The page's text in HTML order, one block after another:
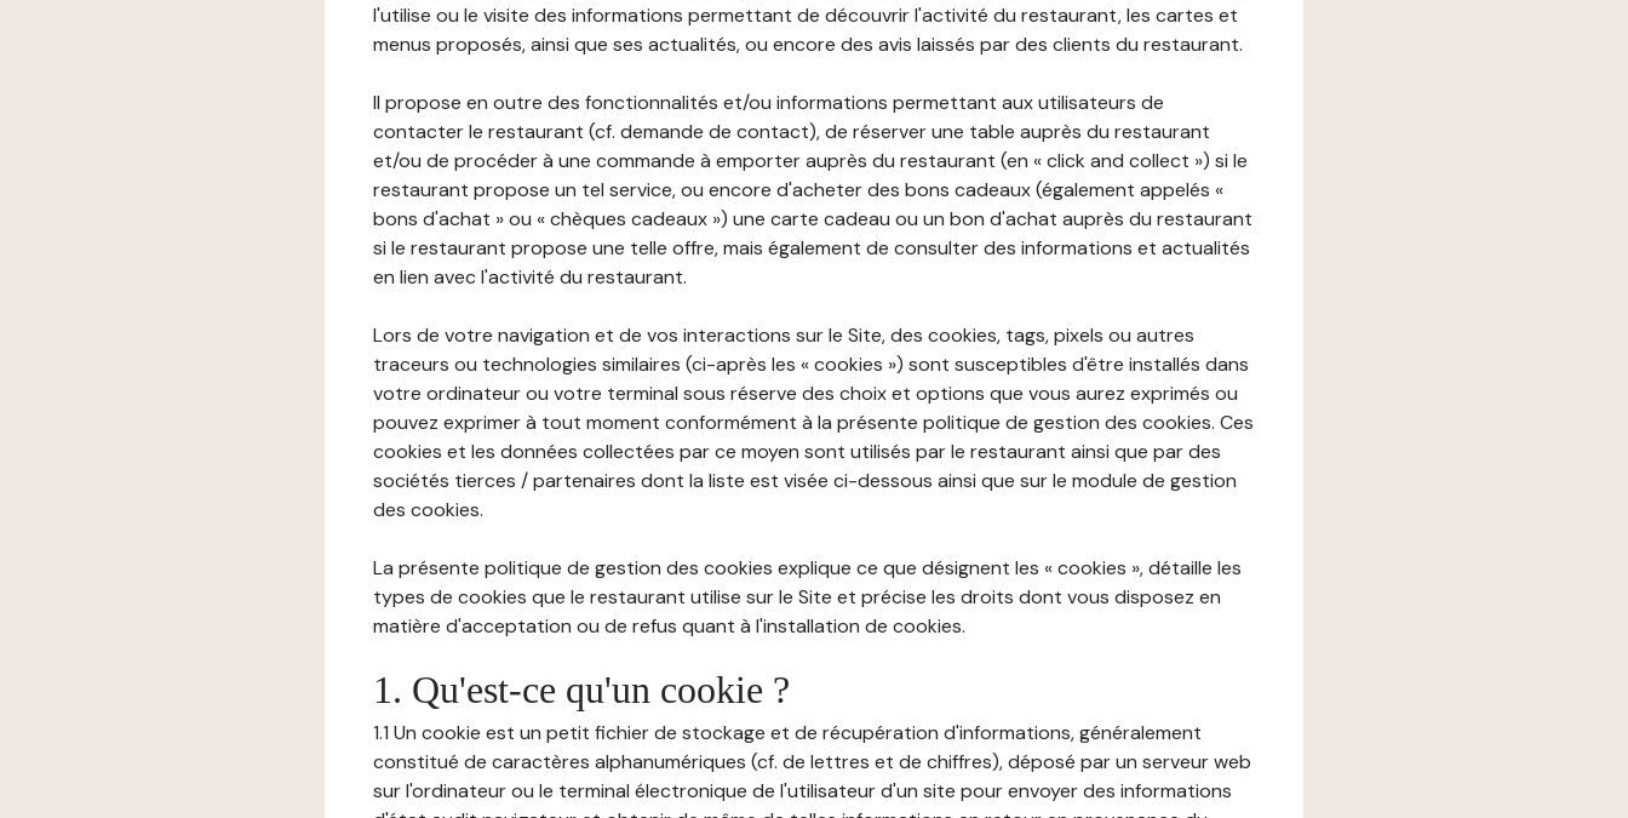
l'utilise ou le visite des informations permettant de découvrir l'activité du restaurant, les cartes et
menus proposés, ainsi que ses actualités, ou encore des avis laissés par des clients du restaurant.
Il propose en outre des fonctionnalités et/ou informations permettant aux utilisateurs de
contacter le restaurant (cf. demande de contact), de réserver une table auprès du restaurant
et/ou de procéder à une commande à emporter auprès du restaurant (en « click and collect ») si le
restaurant propose un tel service, ou encore d'acheter des bons cadeaux (également appelés «
bons d'achat » ou « chèques cadeaux ») une carte cadeau ou un bon d'achat auprès du restaurant
si le restaurant propose une telle offre, mais également de consulter des informations et actualités
en lien avec l'activité du restaurant.
Lors de votre navigation et de vos interactions sur le Site, des cookies, tags, pixels ou autres
traceurs ou technologies similaires (ci-après les « cookies ») sont susceptibles d'être installés dans
votre ordinateur ou votre terminal sous réserve des choix et options que vous aurez exprimés ou
pouvez exprimer à tout moment conformément à la présente politique de gestion des cookies. Ces
cookies et les données collectées par ce moyen sont utilisés par le restaurant ainsi que par des
sociétés tierces / partenaires dont la liste est visée ci-dessous ainsi que sur le module de gestion
des cookies.
La présente politique de gestion des cookies explique ce que désignent les « cookies », détaille les
types de cookies que le restaurant utilise sur le Site et précise les droits dont vous disposez en
matière d'acceptation ou de refus quant à l'installation de cookies.
1. Qu'est-ce qu'un cookie ?
1.1 Un cookie est un petit fichier de stockage et de récupération d'informations, généralement
constitué de caractères alphanumériques (cf. de lettres et de chiffres), déposé par un serveur web
sur l'ordinateur ou le terminal électronique de l'utilisateur d'un site pour envoyer des informations